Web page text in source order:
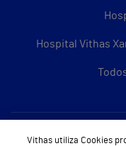
Hospital Vithas
Vithas utiliza Cookies